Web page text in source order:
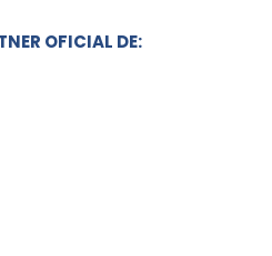
OFICIAL DE: